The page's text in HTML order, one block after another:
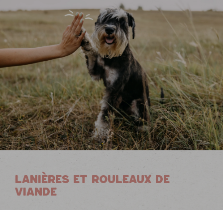
LANIÈRES ET ROULEAUX DE
VIANDE